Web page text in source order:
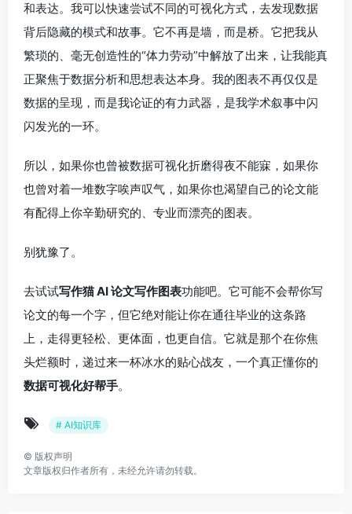
和表达。我可以快速尝试不同的可视化方式，去发现数据
背后隐藏的模式和故事。它不再是墙，而是桥。它把我从
繁琐的、毫无创造性的“体力劳动”中解放了出来，让我能真
正聚焦于数据分析和思想表达本身。我的图表不再仅仅是
数据的呈现，而是我论证的有力武器，是我学术叙事中闪
闪发光的一环。
所以，如果你也曾被数据可视化折磨得夜不能寐，如果你
也曾对着一堆数字唉声叹气，如果你也渴望自己的论文能
有配得上你辛勤研究的、专业而漂亮的图表。
别犹豫了。
去试试写作猫 AI 论文写作图表功能吧。它可能不会帮你写
论文的每一个字，但它绝对能让你在通往毕业的这条路
上，走得更轻松、更体面，也更自信。它就是那个在你焦
头烂额时，递过来一杯冰水的贴心战友，一个真正懂你的
数据可视化好帮手。
# AI知识库
© 版权声明
文章版权归作者所有，未经允许请勿转载。